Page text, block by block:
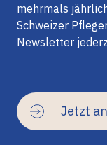
mehrmals
Schweizer
Newsletter
Jetzt